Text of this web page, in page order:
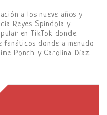
a los nueve años y
Reyes Spindola y
en TikTok donde
fanáticos donde a menudo
Ponch y Carolina Díaz.